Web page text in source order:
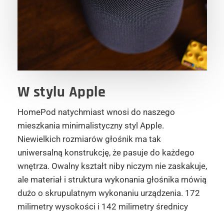
W stylu Apple
HomePod natychmiast wnosi do naszego
mieszkania minimalistyczny styl Apple.
Niewielkich rozmiarów głośnik ma tak
uniwersalną konstrukcję, że pasuje do każdego
wnętrza. Owalny kształt niby niczym nie zaskakuje,
ale materiał i struktura wykonania głośnika mówią
dużo o skrupulatnym wykonaniu urządzenia. 172
milimetry wysokości i 142 milimetry średnicy